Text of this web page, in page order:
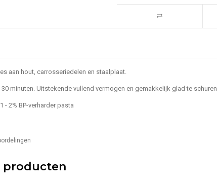
aan hout, carrosseriedelen en staalplaat.
30 minuten. Uitstekende vullend vermogen en gemakkelijk glad te schuren.
- 2% BP-verharder pasta
producten